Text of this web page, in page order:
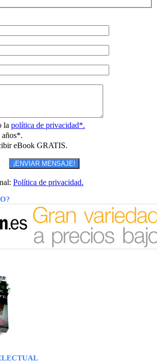
la política de privacidad*.
años*.
eBook GRATIS.
Política de privacidad.